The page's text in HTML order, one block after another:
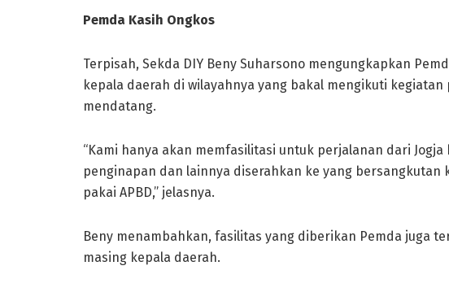
Pemda Kasih Ongkos
Terpisah, Sekda DIY Beny Suharsono mengungkapkan
kepala daerah di wilayahnya yang bakal mengikuti
mendatang.
“Kami hanya akan memfasilitasi untuk perjalanan dari Jogja
penginapan dan lainnya diserahkan ke yang bersangkutan
pakai APBD,” jelasnya.
Beny menambahkan, fasilitas yang diberikan Pemda juga
masing kepala daerah.